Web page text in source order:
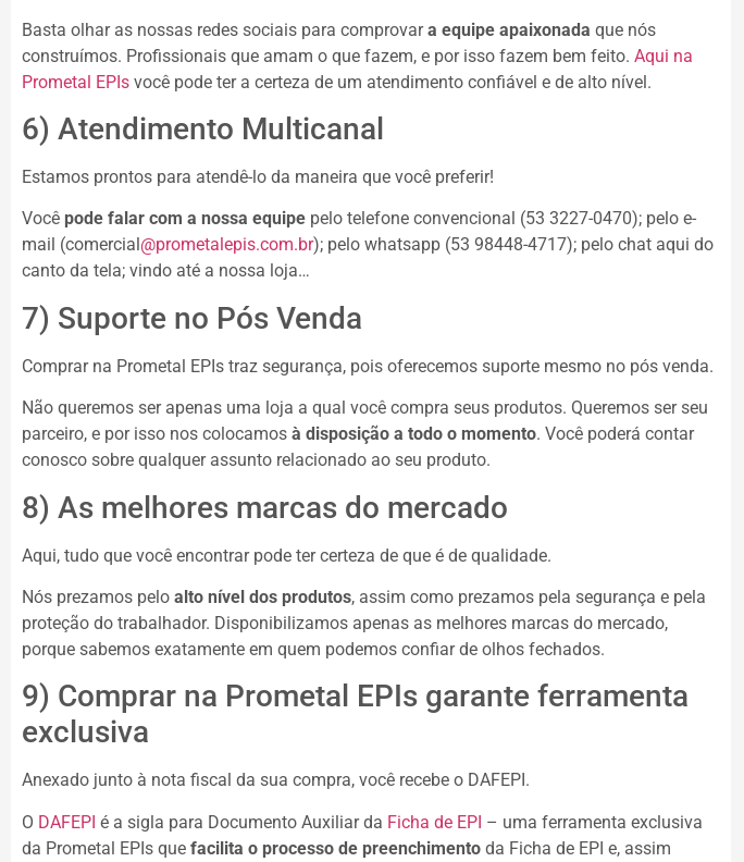
Basta olhar as nossas redes sociais para comprovara equipe apaixonada que nós
construímos. Profissionais que amam o que fazem, e por isso fazem bem feito. Aqui na
Prometal EPIs você pode ter a certeza de um atendimento confiável e de alto nível.
6) Atendimento Multicanal
Estamos prontos para atendê-lo da maneira que você preferir!
Você pode falar com a nossa equipe pelo telefone convencional (53 3227-0470); pelo e-
mail (comercial @prometalepis.com.br); pelo whatsapp (53 98448-4717); pelo chat aqui do
canto da tela; vindo até a nossa loja…
7) Suporte no Pós Venda
Comprar na Prometal EPIs traz segurança, pois oferecemos suporte mesmo no pós venda.
Não queremos ser apenas uma loja a qual você compra seus produtos. Queremos ser seu
parceiro, e por isso nos colocamos à disposição a todo o momento. Você poderá contar
conosco sobre qualquer assunto relacionado ao seu produto.
8) As melhores marcas do mercado
Aqui, tudo que você encontrar pode ter certeza de que é de qualidade.
Nós prezamos pelo alto nível dos produtos, assim como prezamos pela segurança e pela
proteção do trabalhador. Disponibilizamos apenas as melhores marcas do mercado,
porque sabemos exatamente em quem podemos confiar de olhos fechados.
9) Comprar na Prometal EPIs garante ferramenta
exclusiva
Anexado junto à nota fiscal da sua compra, você recebe o DAFEPI.
O DAFEPI é a sigla para Documento Auxiliar da Ficha de EPI – uma ferramenta exclusiva
da Prometal EPIs que facilita o processo de preenchimento da Ficha de EPI e, assim